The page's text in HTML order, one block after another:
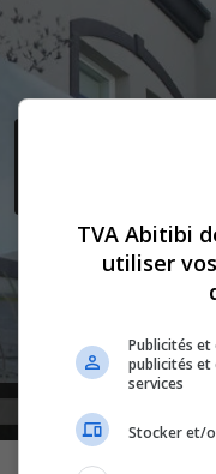
TVA Abitibi
utiliser
Publicités et
publicités et
services
Stocker et/